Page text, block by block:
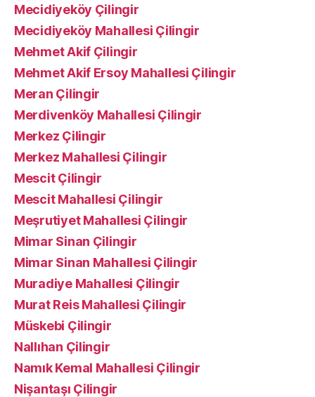
Mecidiyeköy Çilingir
Mecidiyeköy Mahallesi Çilingir
Mehmet Akif Çilingir
Mehmet Akif Ersoy Mahallesi Çilingir
Meran Çilingir
Merdivenköy Mahallesi Çilingir
Merkez Çilingir
Merkez Mahallesi Çilingir
Mescit Çilingir
Mescit Mahallesi Çilingir
Meşrutiyet Mahallesi Çilingir
Mimar Sinan Çilingir
Mimar Sinan Mahallesi Çilingir
Muradiye Mahallesi Çilingir
Murat Reis Mahallesi Çilingir
Müskebi Çilingir
Nallıhan Çilingir
Namık Kemal Mahallesi Çilingir
Nişantaşı Çilingir